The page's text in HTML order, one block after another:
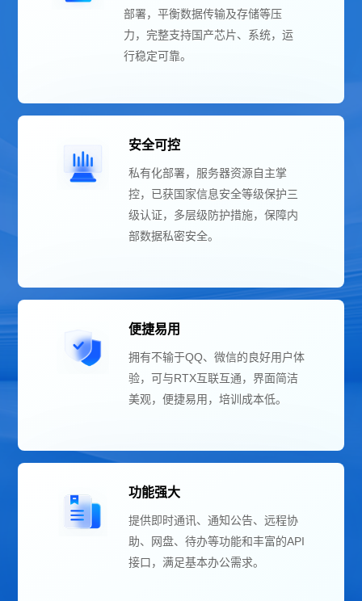
部署，平衡数据传输及存储等压
力，完整支持国产芯片、系统，运
行稳定可靠。
安全可控
私有化部署，服务器资源自主掌
控，已获国家信息安全等级保护三
级认证，多层级防护措施，保障内
部数据私密安全。
便捷易用
拥有不输于QQ、微信的良好用户体
验，可与RTX互联互通，界面简洁
美观，便捷易用，培训成本低。
功能强大
提供即时通讯、通知公告、远程协
助、网盘、待办等功能和丰富的API
接口，满足基本办公需求。